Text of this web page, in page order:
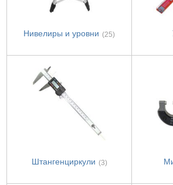
Нивелиры и уровни (25)
Штангенциркули (3)